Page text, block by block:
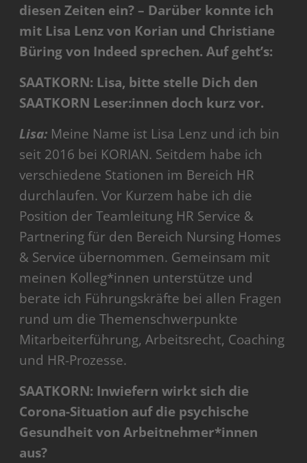
diesen Zeiten ein? – Darüber konnte ich
mit Lisa Lenz von Korian und Christiane
Büring von Indeed sprechen. Auf geht’s:
SAATKORN: Lisa, bitte stelle Dich den
SAATKORN Leser:innen doch kurz vor.
Lisa: Meine Name ist Lisa Lenz und ich bin
seit 2016 bei KORIAN. Seitdem habe ich
verschiedene Stationen im Bereich HR
durchlaufen. Vor Kurzem habe ich die
Position der Teamleitung HR Service &
Partnering für den Bereich Nursing Homes
& Service übernommen. Gemeinsam mit
meinen Kolleg*innen unterstütze und
berate ich Führungskräfte bei allen Fragen
rund um die Themenschwerpunkte
Mitarbeiterführung, Arbeitsrecht, Coaching
und HR-Prozesse.
SAATKORN: Inwiefern wirkt sich die
Corona-Situation auf die psychische
Gesundheit von Arbeitnehmer*innen
aus?